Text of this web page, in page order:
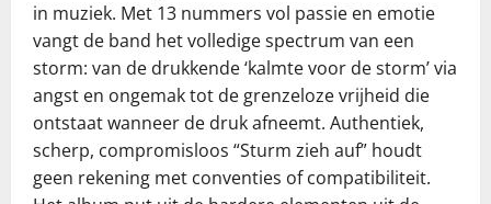
in muziek. Met 13 nummers vol passie en emotie
vangt de band het volledige spectrum van een
storm: van de drukkende ‘kalmte voor de storm’ via
angst en ongemak tot de grenzeloze vrijheid die
ontstaat wanneer de druk afneemt. Authentiek,
scherp, compromisloos “Sturm zieh auf” houdt
geen rekening met conventies of compatibiliteit.